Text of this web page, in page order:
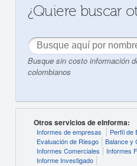
¿Quiere buscar
Busque sin costo información
colombianos
Otros servicios de eInforma:
Informes de empresas
Perfil de
Evaluación de Riesgo
Balance y
Informes Comerciales
Informes
Informe Investigado